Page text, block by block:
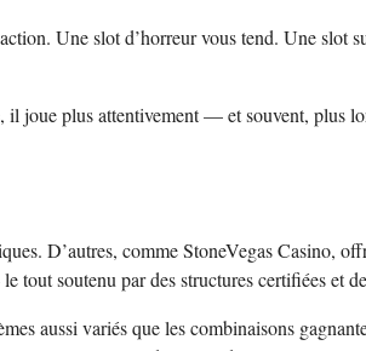
Une slot d’horreur vous tend. Une slot
joue plus attentivement — et souvent, plus
D’autres, comme StoneVegas Casino,
soutenu par des structures certifiées et
aussi variés que les combinaisons